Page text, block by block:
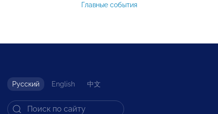
Главные события
Русский English 中文